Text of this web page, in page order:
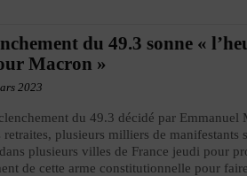
du 49.3 sonne «
Macron »
2023
du 49.3 décidé par Emmanuel
retraites, plusieurs milliers de manifestants
plusieurs villes de France jeudi pour
de cette arme constitutionnelle pour